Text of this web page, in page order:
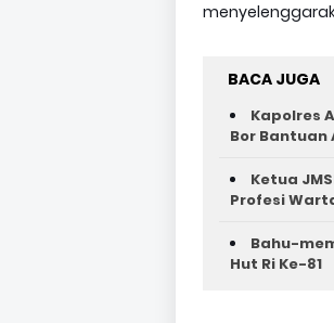
BACA JUGA
Kapolres
Bor Bantuan
Ketua
Profesi
Bahu-
Hut Ri Ke-81 ‎